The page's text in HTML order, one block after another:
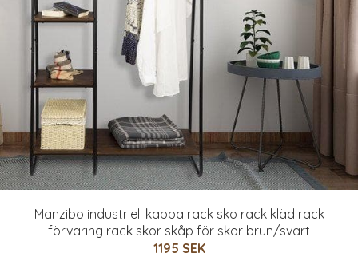
Manzibo industriell kappa rack sko rack kläd rack
förvaring rack skor skåp för skor brun/svart
1195 SEK